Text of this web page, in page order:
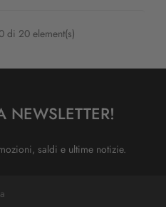
di 20 element(s)
NEWSLETTER!
saldi e ultime notizie.